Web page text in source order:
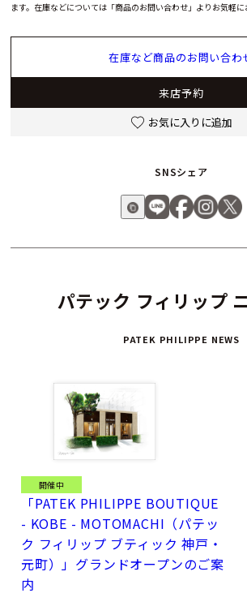
技術的特徴も備わっています。美しさと細
を通じて鑑賞することができます。
パテック フィリップ
PATEK PHILIPPE NEWS
開催中
「PATEK PHILIPPE BOUTIQUE
- KOBE - MOTOMACHI（パテッ
ク フィリップ ブティック 神戸・
元町）」グランドオープンのご案
内
ます。在庫などについては「商品のお問い合わせ」よりお気軽に
在庫など商品のお問い合わ
来店予約
お気に入りに追加
SNSシェア